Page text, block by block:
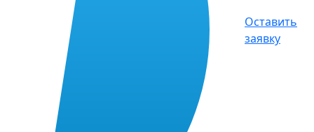
Оставить
заявку